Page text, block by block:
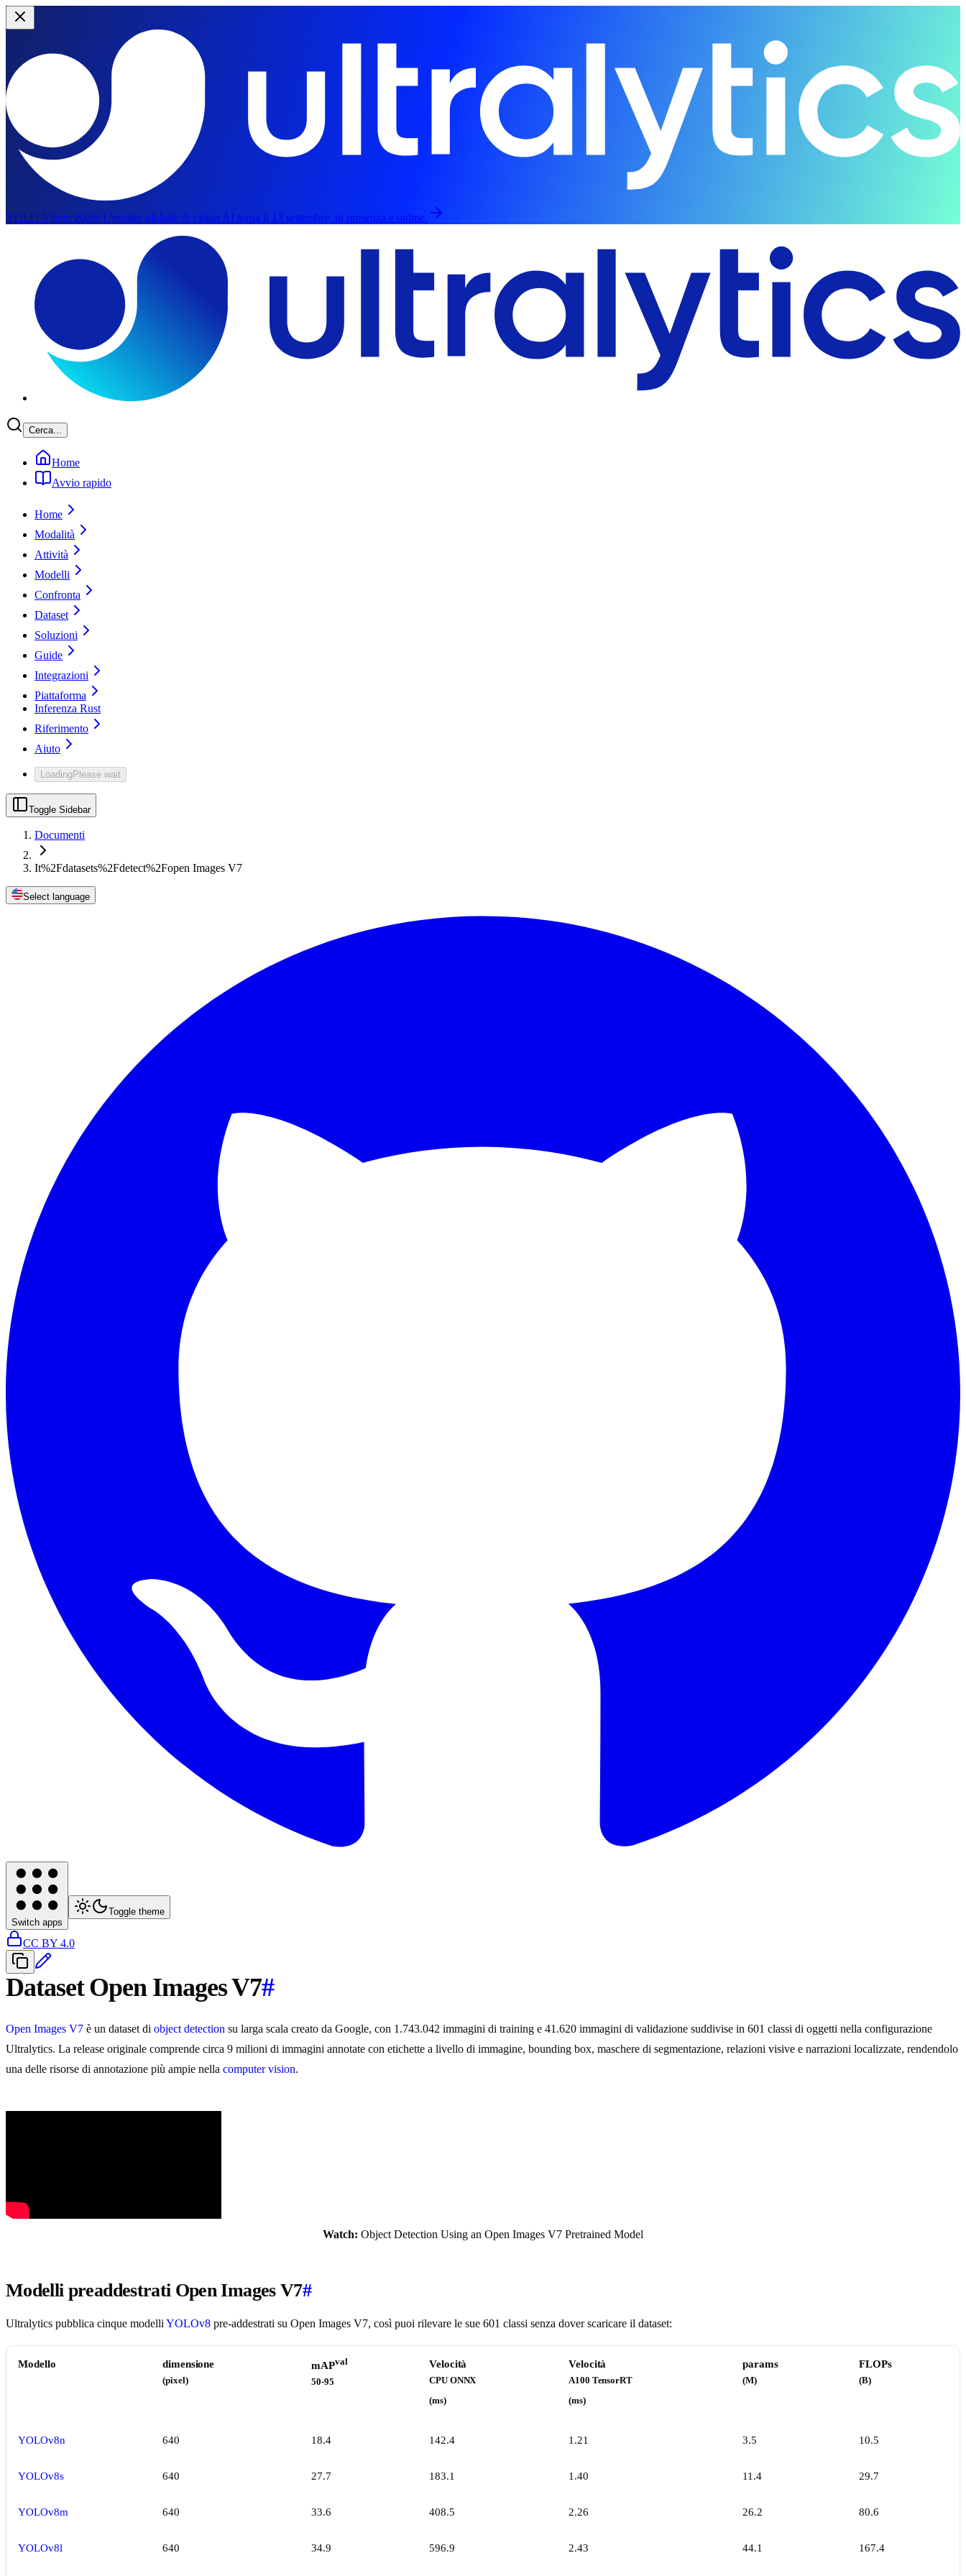
YOLO Vision 2026: L'evento globale di vision AI torna il 13 settembre, in presenza e online.
Cerca...
Home
Avvio rapido
Home
Modalità
Attività
Modelli
Confronta
Dataset
Soluzioni
Guide
Integrazioni
Piattaforma
Inferenza Rust
Riferimento
Aiuto
LoadingPlease wait
Toggle Sidebar
Documenti
It%2Fdatasets%2Fdetect%2Fopen Images V7
Select language
Switch apps
Toggle theme
CC BY 4.0
Dataset Open Images V7#
Open Images V7 è un dataset di object detection su larga scala creato da Google, con 1.743.042 immagini di training e 41.620 immagini di validazione suddivise in 601 classi di oggetti nella configurazione
Ultralytics. La release originale comprende circa 9 milioni di immagini annotate con etichette a livello di immagine, bounding box, maschere di segmentazione, relazioni visive e narrazioni localizzate, rendendolo
una delle risorse di annotazione più ampie nella computer vision.
Watch: Object Detection Using an Open Images V7 Pretrained Model
Modelli preaddestrati Open Images V7#
Ultralytics pubblica cinque modelli YOLOv8 pre-addestrati su Open Images V7, così puoi rilevare le sue 601 classi senza dover scaricare il dataset:
Modello dimensione
(pixel)
mAPval
50-95
Velocità
CPU ONNX
(ms)
Velocità
A100 TensorRT
(ms)
params
(M)
FLOPs
(B)
YOLOv8n 640 18.4 142.4 1.21 3.5 10.5
YOLOv8s 640 27.7 183.1 1.40 11.4 29.7
YOLOv8m 640 33.6 408.5 2.26 26.2 80.6
YOLOv8l 640 34.9 596.9 2.43 44.1 167.4